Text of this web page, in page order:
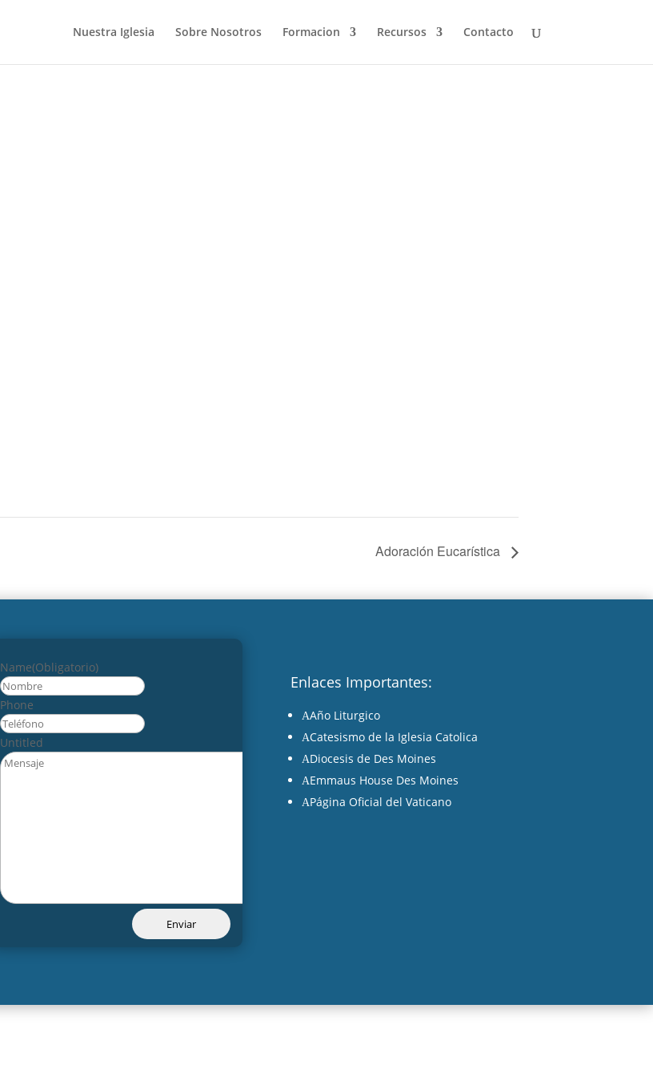
Nuestra Iglesia Sobre Nosotros Formacion Recursos Contacto
Adoración Eucarística
Name(Obligatorio)
Nombre
Phone
Untitled
Enlaces Importantes:
AAño Liturgico
ACatesismo de la Iglesia Catolica
ADiocesis de Des Moines
AEmmaus House Des Moines
APágina Oficial del Vaticano